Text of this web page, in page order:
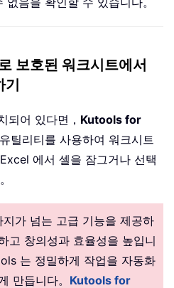
보호된 워크시트에서
기
어 있다면， Kutools for
유틸리티를 사용하여 워크시트
에서 셀을 잠그거나 선택
가 넘는 고급 기능을 제공하
고 창의성과 효율성을 높입니
는 정밀하게 작업을 자동화
만듭니다。 Kutools for